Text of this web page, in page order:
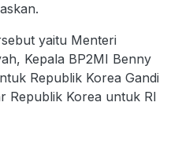
yaitu Menteri
Kepala BP2MI Benny
Republik Korea Gandi
Republik Korea untuk RI